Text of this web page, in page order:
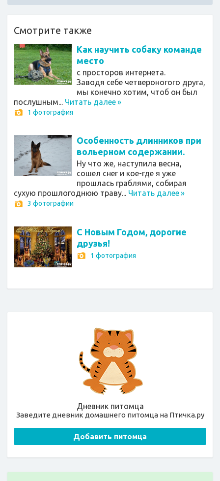
Смотрите также
Как научить собаку команде
место
с просторов интернета.
Заводя себе четвероногого друга,
мы конечно хотим, чтоб он был
послушным... Читать далее»
1 фотография
Особенность длинников при
вольерном содержании.
Ну что же, наступила весна,
сошел снег и кое-где я уже
прошлась граблями, собирая
сухую прошлогоднюю траву... Читать далее»
3 фотографии
С Новым Годом, дорогие
друзья!
1 фотография
Дневник питомца
Заведите дневник домашнего питомца на Птичка.ру
Добавить питомца